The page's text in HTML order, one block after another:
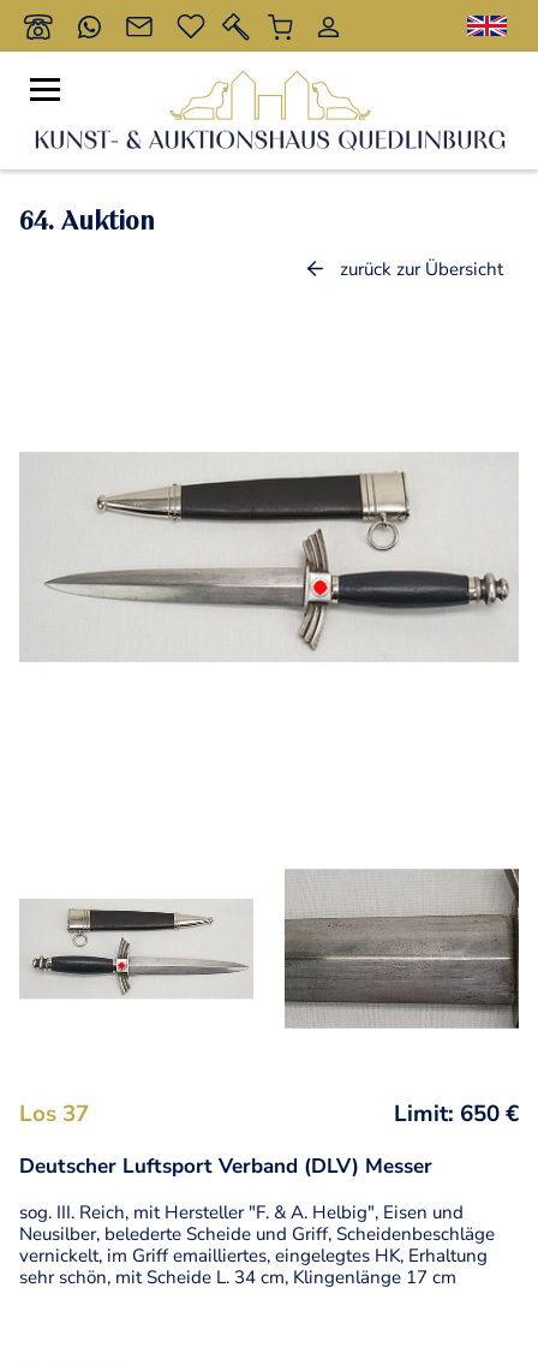
64. Auktion
zurück zur Übersicht
Los 37 Limit: 650 €
Deutscher Luftsport Verband (DLV) Messer
sog. III. Reich, mit Hersteller "F. & A. Helbig", Eisen und
Neusilber, belederte Scheide und Griff, Scheidenbeschläge
vernickelt, im Griff emailliertes, eingelegtes HK, Erhaltung
sehr schön, mit Scheide L. 34 cm, Klingenlänge 17 cm